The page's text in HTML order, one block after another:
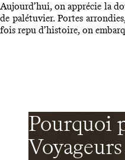
Aujourd’hui, on apprécie la
de palétuvier. Portes
fois repu d’histoire, on
Pourquoi
Voyageurs